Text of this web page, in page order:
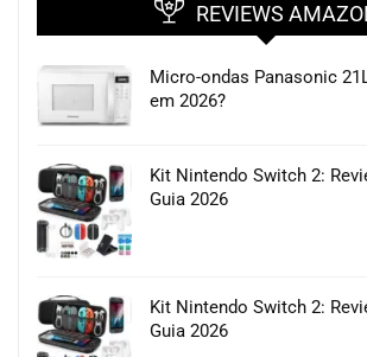
REVIEWS
Micro-ondas Panasonic
em 2026?
Kit Nintendo Switch 2:
Guia 2026
Kit Nintendo Switch 2:
Guia 2026